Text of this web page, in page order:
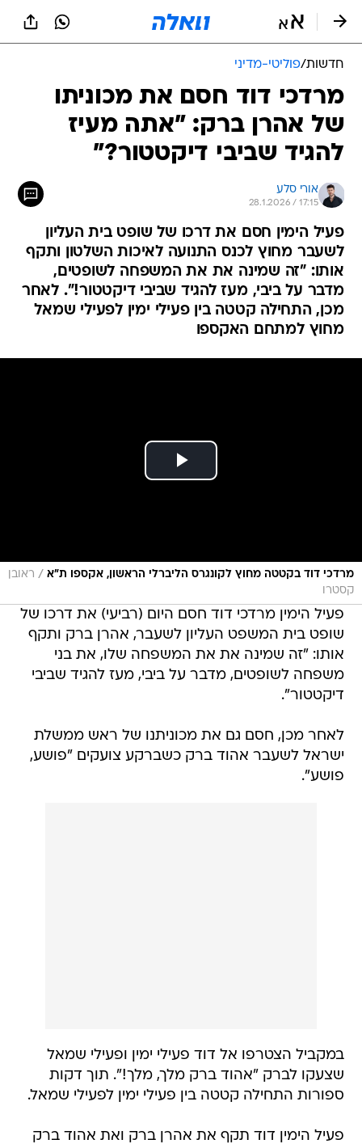
חדשות/פוליטי-מדיני
מרדכי דוד חסם את מכוניתו
של אהרן ברק: "אתה מעיז
להגיד שביבי דיקטטור?"
אורי סלע
28.1.2026 / 17:15
פעיל הימין חסם את דרכו של שופט בית העליון
לשעבר מחוץ לכנס התנועה לאיכות השלטון ותקף
אותו: "זה שמינה את את המשפחה לשופטים,
מדבר על ביבי, מעז להגיד שביבי דיקטטור!". לאחר
מכן, התחילה קטטה בין פעילי ימין לפעילי שמאל
מחוץ למתחם האקספו
מרדכי דוד בקטטה מחוץ לקונגרס הליברלי הראשון, אקספו ת"א / ראובן
קסטרו
פעיל הימין מרדכי דוד חסם היום (רביעי) את דרכו של
שופט בית המשפט העליון לשעבר, אהרן ברק ותקף
אותו: "זה שמינה את את המשפחה שלו, את בני
משפחה לשופטים, מדבר על ביבי, מעז להגיד שביבי
דיקטטור".
לאחר מכן, חסם גם את מכוניתנו של ראש ממשלת
ישראל לשעבר אהוד ברק כשברקע צועקים "פושע,
פושע".
במקביל הצטרפו אל דוד פעילי ימין ופעילי שמאל
שצעקו לברק "אהוד ברק מלך, מלך!". תוך דקות
ספורות התחילה קטטה בין פעילי ימין לפעילי שמאל.
פעיל הימין דוד תקף את אהרן ברק ואת אהוד ברק